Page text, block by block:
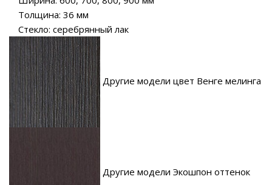
Толщина: 36 мм
Стекло: серебрянный лак
Другие модели цвет Венге мелинга
Другие модели Экошпон оттенок